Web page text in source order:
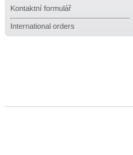
Kontaktní formulář
International orders